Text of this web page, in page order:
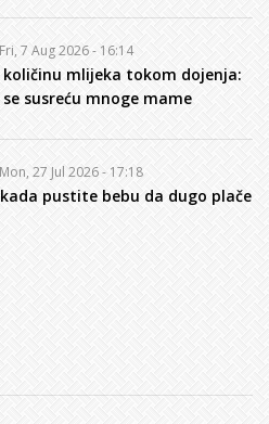
Fri, 7 Aug 2026 - 16:14
količinu mlijeka tokom dojenja:
susreću mnoge mame
Mon, 27 Jul 2026 - 17:18
pustite bebu da dugo plače